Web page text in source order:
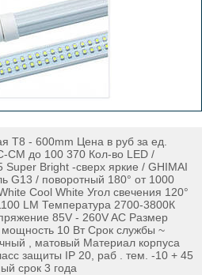
Т8 - 600mm Цена в руб за ед.
CM до 100 370 Кол-во LED /
Super Bright -сверх яркие / GHIMAI
G13 / поворотный 180° от 1000
Cool White Угол свечения 120°
LM Температура 2700-3800К
85V - 260V AC Размер
10 Вт Срок службы ~
, матовый Материал корпуса
защиты IP 20, раб . тем. -10 + 45
срок 3 года